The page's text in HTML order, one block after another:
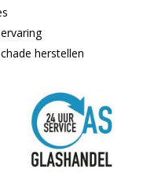
ervaring
herstellen